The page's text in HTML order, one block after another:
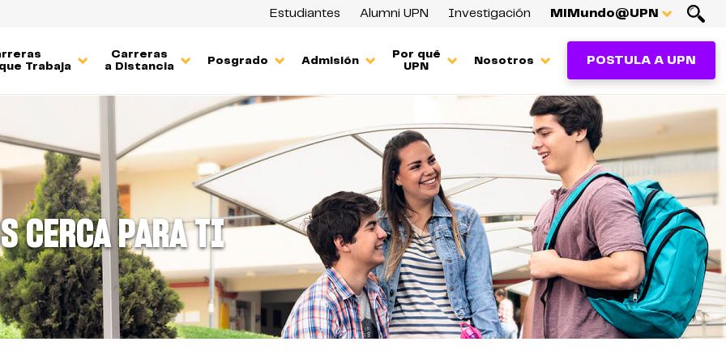
Estudiantes Alumni UPN Investigación MiMundo@UPN
Trabaja
Carreras
a Distancia
Posgrado Admisión
Por qué
UPN
Nosotros POSTULA A UPN
CERCA PARA TI